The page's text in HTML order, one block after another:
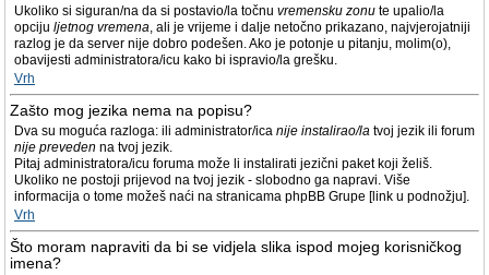
Ukoliko si siguran/na da si postavio/la točnu vremensku zonu te upalio/la
opciju ljetnog vremena, ali je vrijeme i dalje netočno prikazano, najvjerojatniji
razlog je da server nije dobro podešen. Ako je potonje u pitanju, molim(o),
obavijesti administratora/icu kako bi ispravio/la grešku.
Vrh
Zašto mog jezika nema na popisu?
Dva su moguća razloga: ili administrator/ica nije instalirao/la tvoj jezik ili forum
nije preveden na tvoj jezik.
Pitaj administratora/icu foruma može li instalirati jezični paket koji želiš.
Ukoliko ne postoji prijevod na tvoj jezik - slobodno ga napravi. Više
informacija o tome možeš naći na stranicama phpBB Grupe [link u podnožju].
Vrh
Što moram napraviti da bi se vidjela slika ispod mojeg korisničkog
imena?